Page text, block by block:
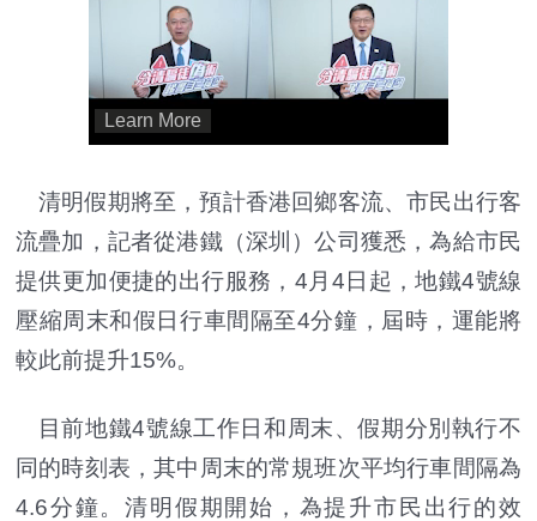
清明假期將至，預計香港回鄉客流、市民出行客
流疊加，記者從港鐵（深圳）公司獲悉，為給市民
提供更加便捷的出行服務，4月4日起，地鐵4號線
壓縮周末和假日行車間隔至4分鐘，屆時，運能將
較此前提升15%。
目前地鐵4號線工作日和周末、假期分別執行不
同的時刻表，其中周末的常規班次平均行車間隔為
4.6分鐘。清明假期開始，為提升市民出行的效